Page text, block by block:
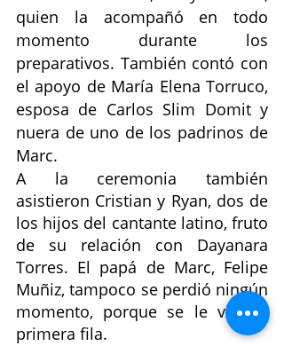
quien la acompañó en todo
momento durante los
preparativos. También contó con
el apoyo de María Elena Torruco,
esposa de Carlos Slim Domit y
nuera de uno de los padrinos de
Marc.
A la ceremonia también
asistieron Cristian y Ryan, dos de
los hijos del cantante latino, fruto
de su relación con Dayanara
Torres. El papá de Marc, Felipe
Muñiz, tampoco se perdió ningún
momento, porque se le vio en
primera fila.